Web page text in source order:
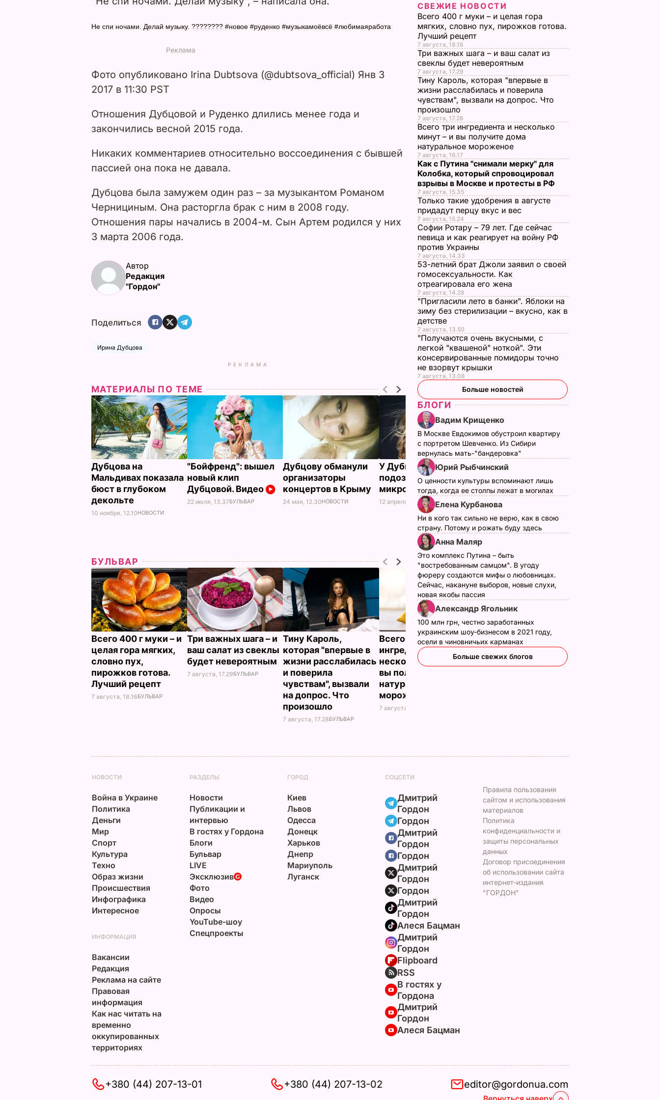
i
d
o
Не спи ночами. Делай музыку. ???????? #новое #руденко #музыкамоёвсё #любимаяработа
Фото опубликовано Irina Dubtsova (@dubtsova_official) Янв 3
2017 в 11:30 PST
Отношения Дубцовой и Руденко длились менее года и
закончились весной 2015 года.
Никаких комментариев относительно воссоединения с бывшей
пассией она пока не давала.
Дубцова была замужем один раз – за музыкантом Романом
Чернициным. Она расторгла брак с ним в 2008 году.
Отношения пары начались в 2004-м. Сын Артем родился у них
3 марта 2006 года.
Автор
Редакция
"Гордон"
Поделиться
Ирина Дубцова
РЕКЛАМА
МАТЕРИАЛЫ ПО ТЕМЕ
Дубцова на
Мальдивах показала
бюст в глубоком
декольте
10 ноября, 12.10НОВОСТИ
"Бойфренд": вышел
новый клип
Дубцовой. Видео
22 июля, 13.37БУЛЬВАР
Дубцову обманули
организаторы
концертов в Крыму
24 мая, 12.30НОВОСТИ
У Дубцовой
подозревают
микроинсульт
12 апреля, 09.35НОВОСТИ
Врач из Гомеля
убежден, что
аллергия не могла
спровоцировать
"пьяное" поведение
Дубцовой
11 апреля, 12.37НОВОСТИ
БУЛЬВАР
Всего 400 г муки – и
целая гора мягких,
словно пух,
пирожков готова.
Лучший рецепт
7 августа, 18.16БУЛЬВАР
Три важных шага – и
ваш салат из свеклы
будет невероятным
7 августа, 17.29БУЛЬВАР
Тину Кароль,
которая "впервые в
жизни расслабилась
и поверила
чувствам", вызвали
на допрос. Что
произошло
7 августа, 17.28БУЛЬВАР
Всего три
ингредиента и
несколько минут – и
вы получите дома
натуральное
мороженое
7 августа, 16.17
Как с Путина
"снимали мерку" для
Колобка, который
СВЕЖИЕ НОВОСТИ
Всего 400 г муки – и целая гора
мягких, словно пух, пирожков готова.
Лучший рецепт
7 августа, 18.16
Три важных шага – и ваш салат из
свеклы будет невероятным
7 августа, 17.29
Тину Кароль, которая "впервые в
жизни расслабилась и поверила
чувствам", вызвали на допрос. Что
произошло
7 августа, 17.28
Всего три ингредиента и несколько
минут – и вы получите дома
натуральное мороженое
7 августа, 16.17
Как с Путина "снимали мерку" для
Колобка, который спровоцировал
взрывы в Москве и протесты в РФ
7 августа, 15.35
Только такие удобрения в августе
придадут перцу вкус и вес
7 августа, 15.24
Софии Ротару – 79 лет. Где сейчас
певица и как реагирует на войну РФ
против Украины
7 августа, 14.33
53-летний брат Джоли заявил о своей
гомосексуальности. Как
отреагировала его жена
7 августа, 14.28
"Пригласили лето в банки". Яблоки на
зиму без стерилизации – вкусно, как в
детстве
7 августа, 13.50
"Получаются очень вкусными, с
легкой "квашеной" ноткой". Эти
консервированные помидоры точно
не взорвут крышки
7 августа, 13.08
Больше новостей
БЛОГИ
Вадим Крищенко
В Москве Евдокимов обустроил квартиру
с портретом Шевченко. Из Сибири
вернулась мать-"бандеровка"
Юрий Рыбчинский
О ценности культуры вспоминают лишь
тогда, когда ее столпы лежат в могилах
Елена Курбанова
Ни в кого так сильно не верю, как в свою
страну. Потому и рожать буду здесь
Анна Маляр
Это комплекс Путина – быть
"востребованным самцом". В угоду
фюреру создаются мифы о любовницах.
Сейчас, накануне выборов, новые слухи,
новая якобы пассия
Александр Ягольник
100 млн грн, честно заработанных
украинским шоу-бизнесом в 2021 году,
осели в чиновничьих карманах
Больше свежих блогов
НОВОСТИ
Война в Украине
Политика
Деньги
Мир
Спорт
Культура
Техно
Образ жизни
Происшествия
Инфографика
Интересное
РАЗДЕЛЫ
Новости
Публикации и
интервью
В гостях у Гордона
Блоги
Бульвар
LIVE
Эксклюзив
Фото
Видео
Опросы
YouTube-шоу
Спецпроекты
ГОРОД
Киев
Львов
Одесса
Донецк
Харьков
Днепр
Мариуполь
Луганск
СОЦСЕТИ
Дмитрий
Гордон
Гордон
Дмитрий
Гордон
Гордон
Дмитрий
Гордон
Гордон
Дмитрий
Гордон
Алеся Бацман
Дмитрий
Гордон
Flipboard
RSS
В гостях у
Гордона
Дмитрий
Гордон
Алеся Бацман
ИНФОРМАЦИЯ
Вакансии
Редакция
Реклама на сайте
Правовая
информация
Как нас читать на
временно
оккупированных
территориях
Правила пользования
сайтом и использования
материалов
Политика
конфиденциальности и
защиты персональных
данных
Договор присоединения
об использовании сайта
интернет-издания
"ГОРДОН"
+380 (44) 207-13-01 +380 (44) 207-13-02 editor@gordonua.com